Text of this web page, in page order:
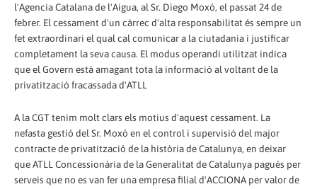
l'Agencia Catalana de l'Aigua, al Sr. Diego Moxó, el passat 24 de
febrer. El cessament d'un càrrec d'alta responsabilitat és sempre un
fet extraordinari el qual cal comunicar a la ciutadania i justificar
completament la seva causa. El modus operandi utilitzat indica
que el Govern està amagant tota la informació al voltant de la
privatització fracassada d'ATLL
A la CGT tenim molt clars els motius d'aquest cessament. La
nefasta gestió del Sr. Moxó en el control i supervisió del major
contracte de privatització de la història de Catalunya, en deixar
que ATLL Concessionària de la Generalitat de Catalunya pagués per
serveis que no es van fer una empresa filial d'ACCIONA per valor de